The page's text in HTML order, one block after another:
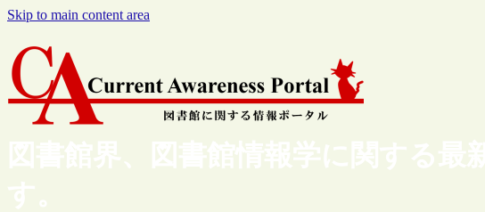
Skip to main content area
図書館界、図書館情報学に関する
す。